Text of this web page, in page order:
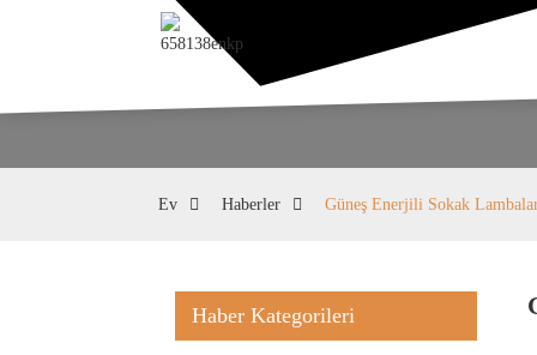
Ev Haberler Güneş Enerjili Sokak
Haber Kategorileri